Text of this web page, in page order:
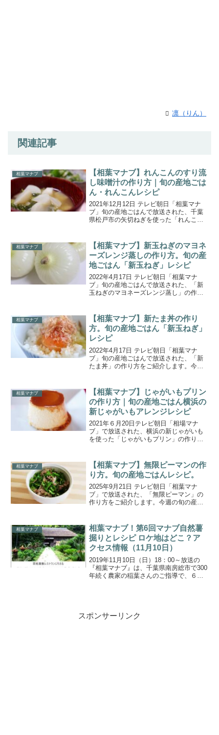
凛（りん）
関連記事
相葉マナブ
【相葉マナブ】れんこんのすり流
し味噌汁の作り方｜旬の産地ごは
ん・れんこんレシピ
2021年12月12日 テレビ朝日「相葉マナ
ブ」旬の産地ごはんで放送された、千葉
県松戸市の矢切ねぎを使った「れんこん
「れんこん」。れんこんの収穫量が日本
一の茨城県で、食...
相葉マナブ
【相葉マナブ】新玉ねぎのマヨネ
ーズレンジ蒸しの作り方。旬の産
地ごはん「新玉ねぎ」レシピ
2022年4月17日 テレビ朝日「相葉マナ
ブ」旬の産地ごはんで放送された、「新
玉ねぎのマヨネーズレンジ蒸し」の作り
ぎ』です。新玉ねぎの特徴は、辛みが少
なくやわらかいこと...
相葉マナブ
【相葉マナブ】新たま丼の作り
方。旬の産地ごはん「新玉ねぎ」
レシピ
2022年4月17日 テレビ朝日「相葉マナ
ブ」旬の産地ごはんで放送された、「新
たま丼」の作り方をご紹介します。今回
徴は、辛みが少なくやわらかいこと。今
回も、地元農家の奥...
相葉マナブ
【相葉マナブ】じゃがいもプリン
の作り方｜旬の産地ごはん横浜の
新じゃがいもアレンジレシピ
2021年６月20日テレビ朝日「相場マナ
ブ」で放送された、横浜の新じゃがいも
を使った「じゃがいもプリン」の作り方
よりも黄色くて甘みが強く、加熱調理す
るとホクホクした...
相葉マナブ
【相葉マナブ】無限ピーマンの作
り方。旬の産地ごはんレシピ。
2025年9月21日 テレビ朝日「相葉マナ
ブ」で放送された、「無限ピーマン」の
作り方をご紹介します。今週の旬の産地
いるのは、苦味が少なくマイルドな味が
特徴な「京みどり」...
相葉マナブ
相葉マナブ！第6回マナブ自然薯
掘りとレシピ ロケ地はどこ？ア
クセス情報（11月10日）
2019年11月10日（日）18：00～放送の
『相葉マナブ』は、千葉県南房総市で300
年続く農家の稲葉さんのご指導で、６回
スポンサーリンク